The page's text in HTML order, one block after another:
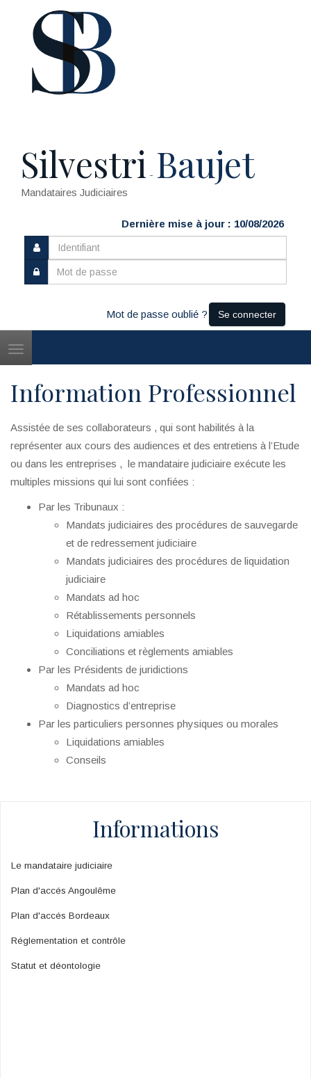
Silvestri - Baujet
Mandataires Judiciaires
Dernière mise à jour : 10/08/2026
Mot de passe oublié ? Se connecter
Toggle
Information Professionnel
Assistée de ses collaborateurs , qui sont habilités à la
représenter aux cours des audiences et des entretiens à l’Etude
ou dans les entreprises , le mandataire judiciaire exécute les
multiples missions qui lui sont confiées :
Par les Tribunaux :
Mandats judiciaires des procédures de sauvegarde
et de redressement judiciaire
Mandats judiciaires des procédures de liquidation
judiciaire
Mandats ad hoc
Rétablissements personnels
Liquidations amiables
Conciliations et règlements amiables
Par les Présidents de juridictions
Mandats ad hoc
Diagnostics d’entreprise
Par les particuliers personnes physiques ou morales
Liquidations amiables
Conseils
Informations
Le mandataire judiciaire
Plan d'accés Angoulême
Plan d'accés Bordeaux
Réglementation et contrôle
Statut et déontologie